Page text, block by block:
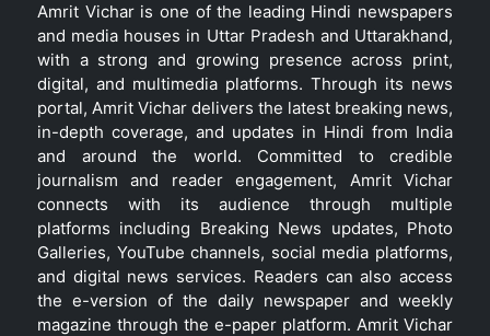
Amrit Vichar is one of the leading Hindi newspapers
and media houses in Uttar Pradesh and Uttarakhand,
with a strong and growing presence across print,
digital, and multimedia platforms. Through its news
portal, Amrit Vichar delivers the latest breaking news,
in-depth coverage, and updates in Hindi from India
and around the world. Committed to credible
journalism and reader engagement, Amrit Vichar
connects with its audience through multiple
platforms including Breaking News updates, Photo
Galleries, YouTube channels, social media platforms,
and digital news services. Readers can also access
the e-version of the daily newspaper and weekly
magazine through the e-paper platform. Amrit Vichar